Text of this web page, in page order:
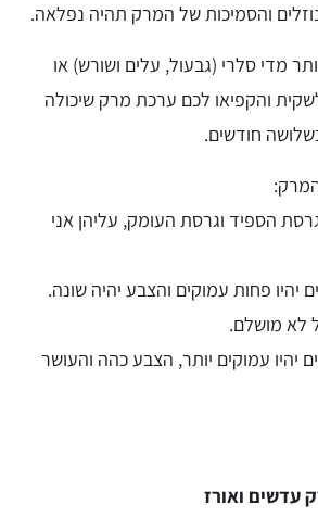
והסמיכות של המרק תהיה נפלאה.
מדי סלרי (גבעול, עלים ושורש) או
והקפיאו לכם ערכת מרק שיכולה
חודשים.
הספיד וגרסת העומק, עליהן אני
פחות עמוקים והצבע יהיה שונה.
לא מושלם.
עמוקים יותר, הצבע כהה והעושר
עדשים ואורז